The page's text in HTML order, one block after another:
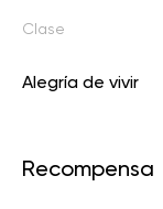
Clase
Alegría de vivir
Recompensa